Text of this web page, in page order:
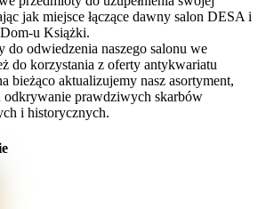
jak miejsce łączące dawny salon DESA i
u Książki.
do odwiedzenia naszego salonu we
do korzystania z oferty antykwariatu
bieżąco aktualizujemy nasz asortyment,
odkrywanie prawdziwych skarbów
i historycznych.